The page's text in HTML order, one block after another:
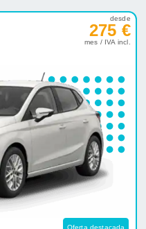
desde
275 €
mes / IVA incl.
Oferta destacada